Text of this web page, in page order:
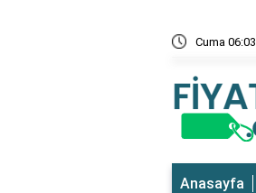
Cuma 06:03
Anasayfa